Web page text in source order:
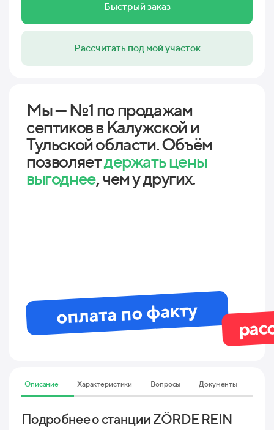
Быстрый заказ
Рассчитать под мой участок
Мы — №1 по продажам
септиков в Калужской и
Тульской области. Объём
позволяетдержать цены
выгоднее, чем у других.
оплата по факту
Описание Характеристики Вопросы Документы
Подробнее о станции ZÖRDE REIN